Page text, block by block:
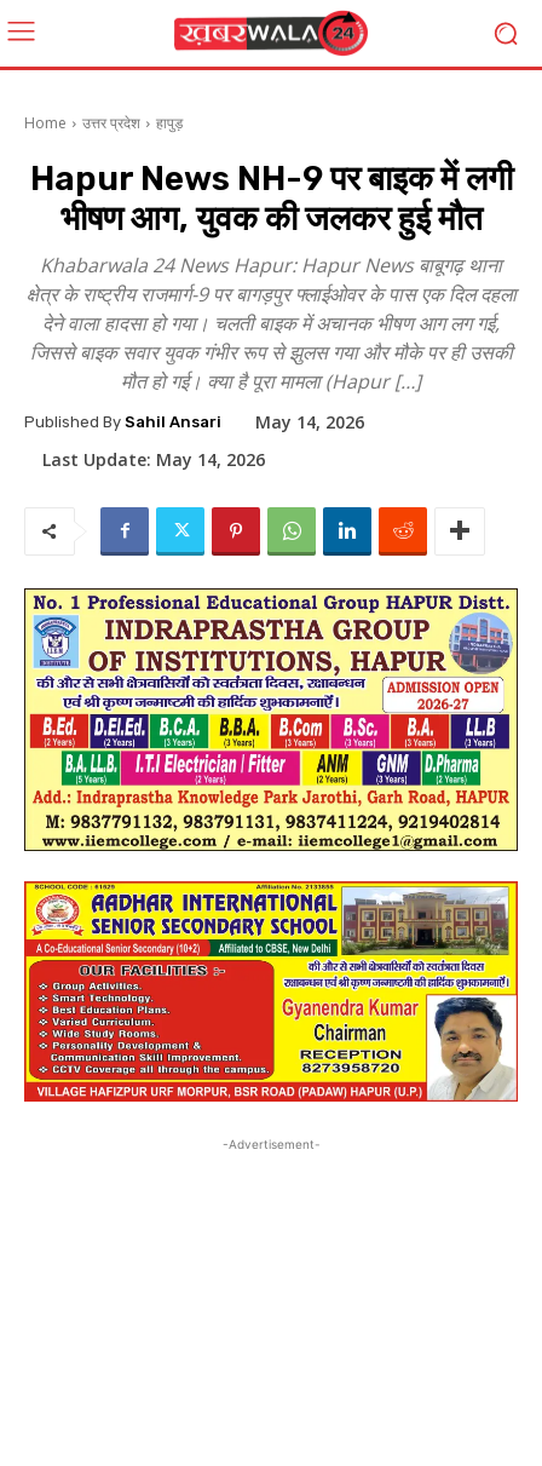
Home उत्तर प्रदेश हापुड़
Hapur News NH-9 पर बाइक में लगी
भीषण आग, युवक की जलकर हुई मौत
Khabarwala 24 News Hapur: Hapur News बाबूगढ़ थाना
क्षेत्र के राष्ट्रीय राजमार्ग-9 पर बागड़पुर फ्लाईओवर के पास एक दिल दहला
देने वाला हादसा हो गया। चलती बाइक में अचानक भीषण आग लग गई,
जिससे बाइक सवार युवक गंभीर रूप से झुलस गया और मौके पर ही उसकी
मौत हो गई। क्या है पूरा मामला (Hapur […]
Published By Sahil Ansari
May 14, 2026
Last Update: May 14, 2026
-Advertisement-